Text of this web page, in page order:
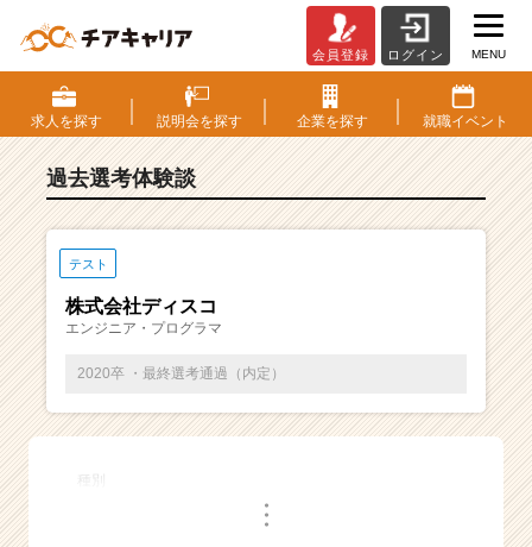
S・
選
考
験
ベ
ン
チ
ー・
成
会員登録 ログイン MENU
求人を探す 説明会を探す 企業を探す 就職イベント
過去選考体験談
テスト
株式会社ディスコ
エンジニア・プログラマ
2020卒 ・最終選考通過（内定）
・・・